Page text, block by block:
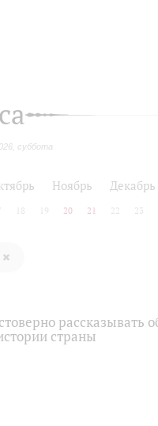
суббота
Ноябрь Декабрь
18 19 20 21 22 23
рассказывать
страны